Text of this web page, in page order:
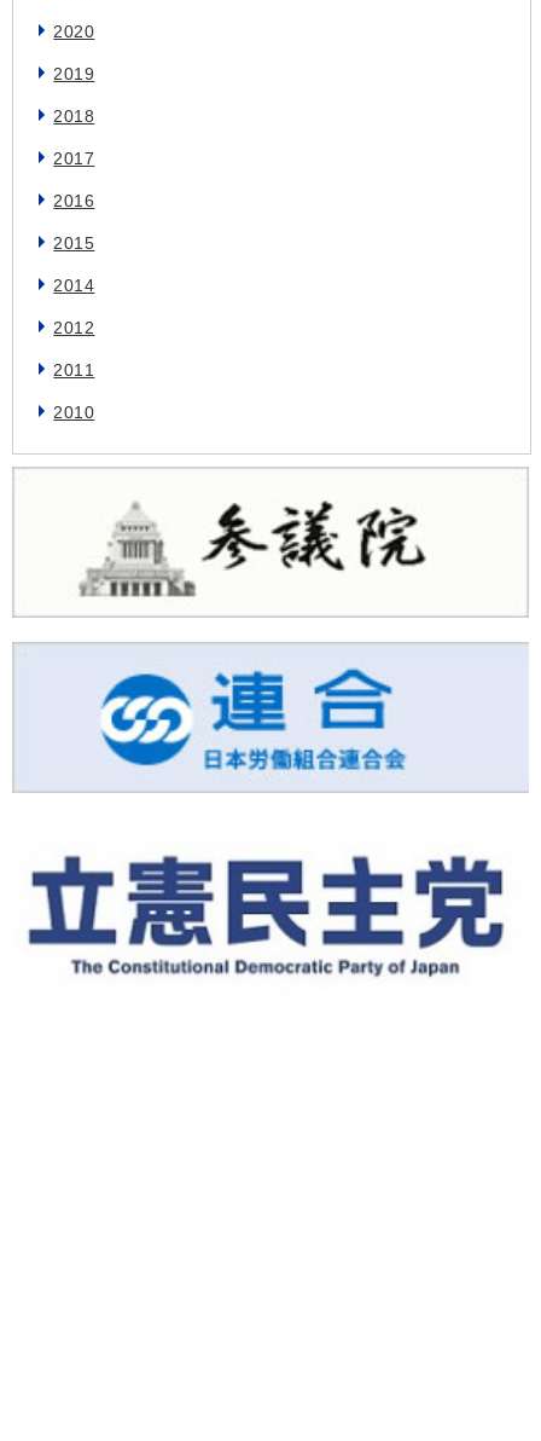
2020
2019
2018
2017
2016
2015
2014
2012
2011
2010